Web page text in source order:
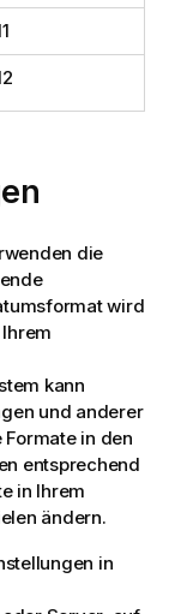
die
wird
kann
und anderer
in den
entsprechend
in Ihrem
ändern.
in